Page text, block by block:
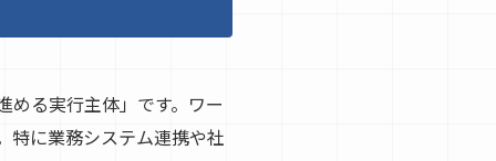
める実行主体」です。ワー
特に業務システム連携や社